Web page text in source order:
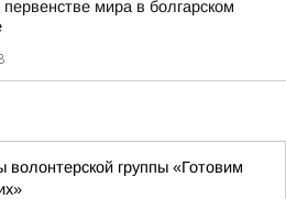
первенстве мира в болгарском
волонтерской группы «Готовим